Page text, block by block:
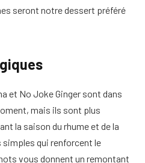
seront notre dessert préféré
et No Joke Ginger sont dans
mais ils sont plus
la saison du rhume et de la
qui renforcent le
vous donnent un remontant